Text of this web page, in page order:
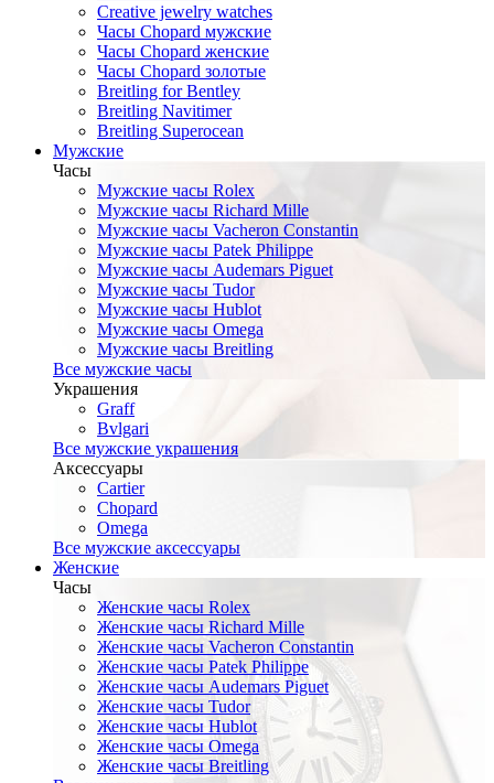
Creative jewelry watches
Часы Chopard мужские
Часы Сhopard женские
Часы Сhopard золотые
Breitling for Bentley
Breitling Navitimer
Breitling Superocean
Мужские
Часы
Мужские часы Rolex
Мужские часы Richard Mille
Мужские часы Vacheron Constantin
Мужские часы Patek Philippe
Мужские часы Audemars Piguet
Мужские часы Tudor
Мужские часы Hublot
Мужские часы Omega
Мужские часы Breitling
Все мужские часы
Украшения
Graff
Bvlgari
Все мужские украшения
Аксессуары
Cartier
Chopard
Omega
Все мужские аксессуары
Женские
Часы
Женские часы Rolex
Женские часы Richard Mille
Женские часы Vacheron Constantin
Женские часы Patek Philippe
Женские часы Audemars Piguet
Женские часы Tudor
Женские часы Hublot
Женские часы Omega
Женские часы Breitling